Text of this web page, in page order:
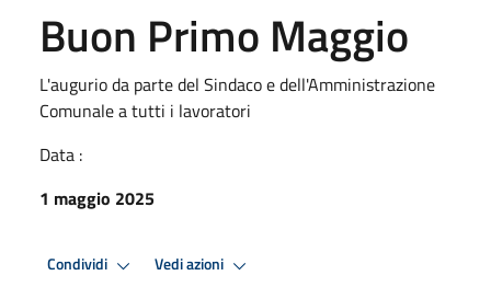
Buon Primo Maggio
L'augurio da parte del Sindaco e dell'Amministrazione
Comunale a tutti i lavoratori
Data :
1 maggio 2025
Condividi Vedi azioni